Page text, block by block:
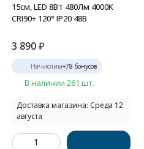
15см, LED 8Вт 480Лм 4000K
CRI90+ 120° IP20 48В
3 890₽
Начислим+78 бонусов
В наличии 261 шт.
Доставка магазина: Среда 12
августа